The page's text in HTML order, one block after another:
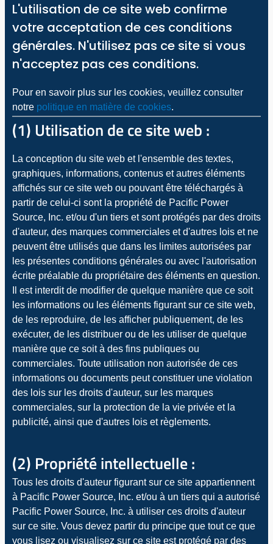
L'utilisation de ce site web confirme
votre acceptation de ces conditions
générales. N'utilisez pas ce site si vous
n'acceptez pas ces conditions.
Pour en savoir plus sur les cookies, veuillez consulter
notre politique en matière de cookies.
(1) Utilisation de ce site web :
La conception du site web et l'ensemble des textes,
graphiques, informations, contenus et autres éléments
affichés sur ce site web ou pouvant être téléchargés à
partir de celui-ci sont la propriété de Pacific Power
Source, Inc. et/ou d'un tiers et sont protégés par des droits
d'auteur, des marques commerciales et d'autres lois et ne
peuvent être utilisés que dans les limites autorisées par
les présentes conditions générales ou avec l'autorisation
écrite préalable du propriétaire des éléments en question.
Il est interdit de modifier de quelque manière que ce soit
les informations ou les éléments figurant sur ce site web,
de les reproduire, de les afficher publiquement, de les
exécuter, de les distribuer ou de les utiliser de quelque
manière que ce soit à des fins publiques ou
commerciales. Toute utilisation non autorisée de ces
informations ou documents peut constituer une violation
des lois sur les droits d'auteur, sur les marques
commerciales, sur la protection de la vie privée et la
publicité, ainsi que d'autres lois et règlements.
(2) Propriété intellectuelle :
Tous les droits d'auteur figurant sur ce site appartiennent
à Pacific Power Source, Inc. et/ou à un tiers qui a autorisé
Pacific Power Source, Inc. à utiliser ces droits d'auteur
sur ce site. Vous devez partir du principe que tout ce que
vous lisez ou visualisez sur ce site est protégé par des